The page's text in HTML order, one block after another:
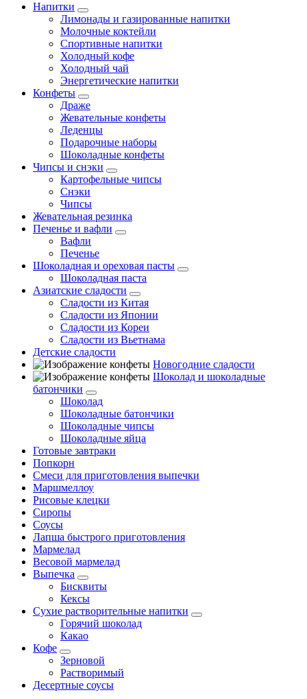
Напитки
Лимонады и газированные напитки
Молочные коктейли
Спортивные напитки
Холодный кофе
Холодный чай
Энергетические напитки
Конфеты
Драже
Жевательные конфеты
Леденцы
Подарочные наборы
Шоколадные конфеты
Чипсы и снэки
Картофельные чипсы
Снэки
Чипсы
Жевательная резинка
Печенье и вафли
Вафли
Печенье
Шоколадная и ореховая пасты
Шоколадная паста
Азиатские сладости
Сладости из Китая
Сладости из Японии
Сладости из Кореи
Сладости из Вьетнама
Детские сладости
Новогодние сладости
Шоколад и шоколадные
батончики
Шоколад
Шоколадные батончики
Шоколадные чипсы
Шоколадные яйца
Готовые завтраки
Попкорн
Смеси для приготовления выпечки
Маршмеллоу
Рисовые клецки
Сиропы
Соусы
Лапша быстрого приготовления
Мармелад
Весовой мармелад
Выпечка
Бисквиты
Кексы
Сухие растворительные напитки
Горячий шоколад
Какао
Кофе
Зерновой
Растворимый
Десертные соусы